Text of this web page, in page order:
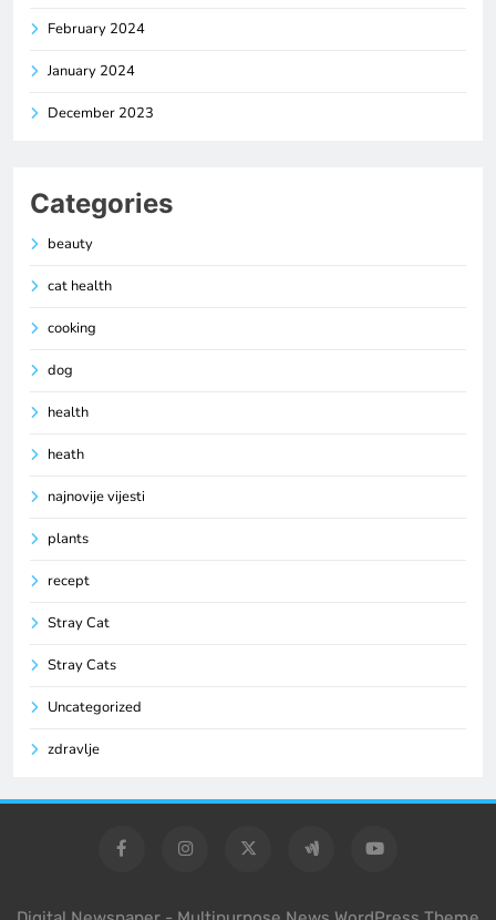
February 2024
January 2024
December 2023
Categories
beauty
cat health
cooking
dog
health
heath
najnovije vijesti
plants
recept
Stray Cat
Stray Cats
Uncategorized
zdravlje